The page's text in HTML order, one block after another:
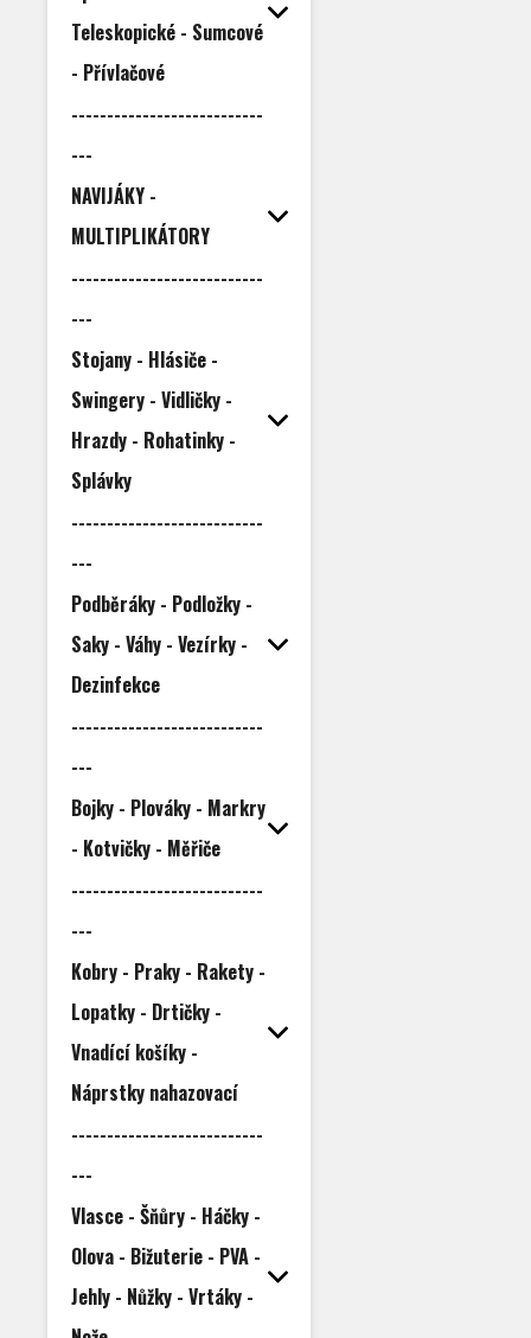
Teleskopické - Sumcové
- Přívlačové
---------------------------
---
NAVIJÁKY -
MULTIPLIKÁTORY
---------------------------
---
Stojany - Hlásiče -
Swingery - Vidličky -
Hrazdy - Rohatinky -
Splávky
---------------------------
---
Podběráky - Podložky -
Saky - Váhy - Vezírky -
Dezinfekce
---------------------------
---
Bojky - Plováky - Markry
- Kotvičky - Měřiče
---------------------------
---
Kobry - Praky - Rakety -
Lopatky - Drtičky -
Vnadící košíky -
Náprstky nahazovací
---------------------------
---
Vlasce - Šňůry - Háčky -
Olova - Bižuterie - PVA -
Jehly - Nůžky - Vrtáky -